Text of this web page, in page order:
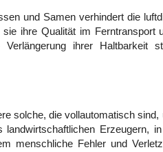
und Samen verhindert die
ihre Qualität im
ihrer Haltbarkeit
solche, die vollautomatisch
landwirtschaftlichen Erzeugern,
menschliche Fehler und